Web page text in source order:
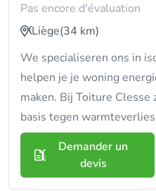
Pas encore d'évaluation
Liège(34 km)
We specialiseren ons in
helpen je je woning
maken. Bij Toiture Clesse
basis tegen
Demander un
devis